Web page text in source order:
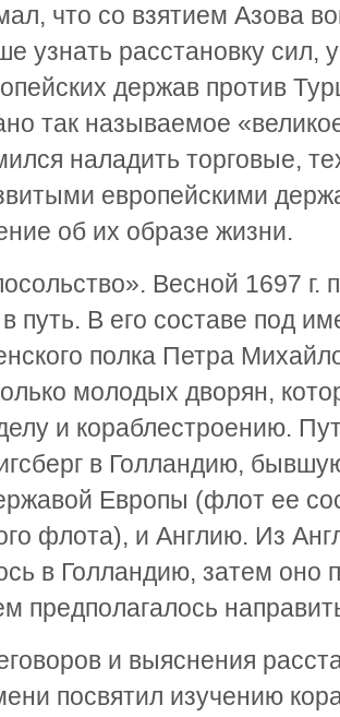
что со взятием Азова
узнать расстановку сил,
держав против
так называемое
наладить торговые,
европейскими
об их образе жизни.
Весной 1697 г.
путь. В его составе под
полка Петра
молодых дворян,
и кораблестроению.
в Голландию,
Европы (флот ее
флота), и Англию. Из
в Голландию, затем оно
предполагалось
и выяснения
посвятил изучению